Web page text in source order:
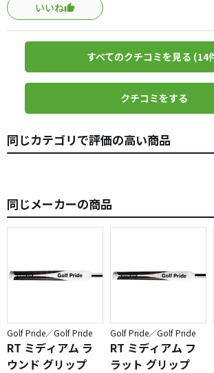
なお偽物が非常に多く出回っており、特
ーロゴが若干細い、グリップエンドのタ
太い、更にこの製品の特徴の一つである
力が皆無になりとても滑りやすいなどが
で、某世界最大のショッピングモールや
の購入するのはおすすめしません。
まずはウッド系のものを差し換えてみた
（笑）
でもこれ意外と悪くないというか、あれ
掌屈でハンドファーストで右手でしっか
右手が悪さをするという感覚では決してな
野球やテニスなどしていた人にはMIDや
と思います。
近いうちに全てのクラブをこれにしてる
い気がする。
ただし、ここ最近太めのグリップいろい
いいね
すべてのクチコミを見る (14
クチコミをする
同じカテゴリで評価の高い商品
同じメーカーの商品
Golf Pride／Golf Pride
RT ミディアム ラ
ウンド グリップ
Golf Pride／Golf Pride
RT ミディアム フ
ラット グリップ